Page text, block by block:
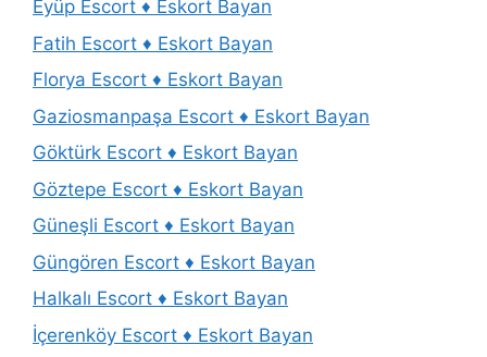
Eyüp Escort ♦️ Eskort Bayan
Fatih Escort ♦️ Eskort Bayan
Florya Escort ♦️ Eskort Bayan
Gaziosmanpaşa Escort ♦️ Eskort Bayan
Göktürk Escort ♦️ Eskort Bayan
Göztepe Escort ♦️ Eskort Bayan
Güneşli Escort ♦️ Eskort Bayan
Güngören Escort ♦️ Eskort Bayan
Halkalı Escort ♦️ Eskort Bayan
İçerenköy Escort ♦️ Eskort Bayan